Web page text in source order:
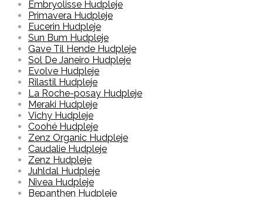
Embryolisse Hudpleje
Primavera Hudpleje
Eucerin Hudpleje
Sun Bum Hudpleje
Gave Til Hende Hudpleje
Sol De Janeiro Hudpleje
Evolve Hudpleje
Rilastil Hudpleje
La Roche-posay Hudpleje
Meraki Hudpleje
Vichy Hudpleje
Coohé Hudpleje
Zenz Organic Hudpleje
Caudalie Hudpleje
Zenz Hudpleje
Juhldal Hudpleje
Nivea Hudpleje
Bepanthen Hudpleje